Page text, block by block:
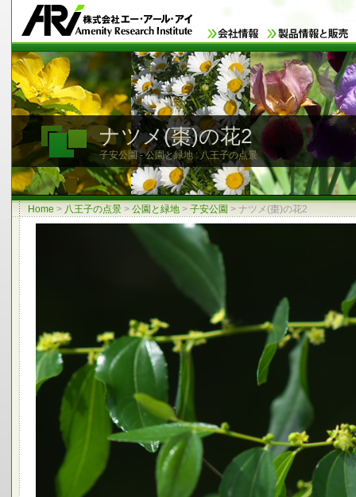
ナツメ(棗)の花2
子安公園 - 公園と緑地 : 八王子の点景
Home > 八王子の点景 > 公園と緑地 > 子安公園 > ナツメ(棗)の花2